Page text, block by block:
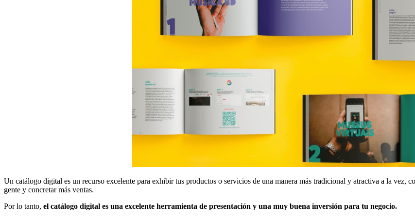
Un catálogo digital es un recurso excelente para exhibir tus productos o servicios de una manera más tradicional y atractiva a la vez,
gente y concretar más ventas.
Por lo tanto, el catálogo digital es una excelente herramienta de presentación y una muy buena inversión para tu negocio.